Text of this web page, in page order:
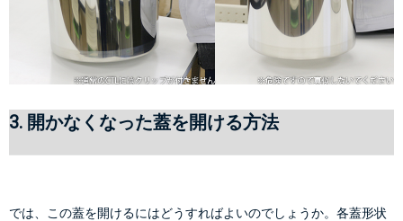
3. 開かなくなった蓋を開ける方法
では、この蓋を開けるにはどうすればよいのでしょうか。各蓋形状